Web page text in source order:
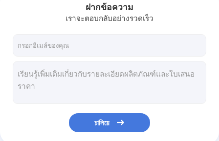
ฝากข้อความ
เราจะตอบกลับอย่างรวดเร็ว
চালিয়ে